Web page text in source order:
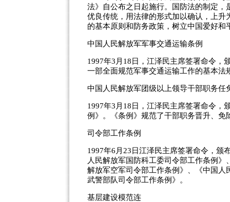
法》自公布之日起施行。国防法的制定
优良传统，用法律的形式加以确认，上
的基本原则和防务政策，树立中国爱好和
中国人民解放军军事交通运输条例
1997年3月18日，江泽民主席签署命令，
一部全面规范军事交通运输工作的基本法
中国人民解放军团级以上领导干部职务任
1997年3月18日，江泽民主席签署命令，
例》。《条例》规范了干部职务晋升、
司令部工作条例
1997年6月23日江泽民主席签署命令，颁
人民解放军国防科工委司令部工作条例
解放军空军司令部工作条例》、《中国
武警部队司令部工作条例》。
基层建设模范连